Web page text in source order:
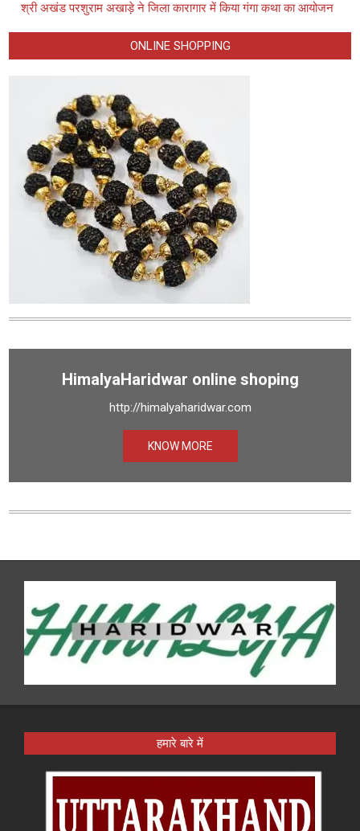
श्री अखंड परशुराम अखाड़े ने जिला कारागार में किया गंगा कथा का आयोजन
ONLINE SHOPPING
HimalyaHaridwar online shoping
http://himalyaharidwar.com
KNOW MORE
हमारे बारे में